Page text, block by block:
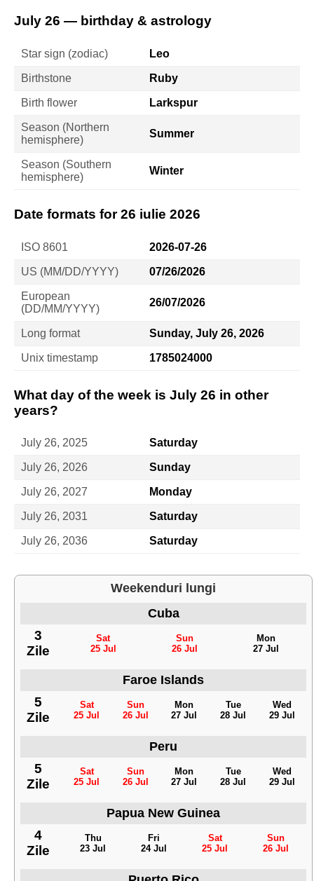
July 26 — birthday & astrology
Star sign (zodiac) Leo
Birthstone Ruby
Birth flower Larkspur
Season (Northern
hemisphere)
Summer
Season (Southern
hemisphere)
Winter
Date formats for 26 iulie 2026
ISO 8601 2026-07-26
US (MM/DD/YYYY) 07/26/2026
European
(DD/MM/YYYY)
26/07/2026
Long format Sunday, July 26, 2026
Unix timestamp 1785024000
What day of the week is July 26 in other
years?
July 26, 2025 Saturday
July 26, 2026 Sunday
July 26, 2027 Monday
July 26, 2031 Saturday
July 26, 2036 Saturday
Weekenduri lungi
Cuba
3
Zile
Sat
25 Jul
Sun
26 Jul
Mon
27 Jul
Faroe Islands
5
Zile
Sat
25 Jul
Sun
26 Jul
Mon
27 Jul
Tue
28 Jul
Wed
29 Jul
Peru
5
Zile
Sat
25 Jul
Sun
26 Jul
Mon
27 Jul
Tue
28 Jul
Wed
29 Jul
Papua New Guinea
4
Zile
Thu
23 Jul
Fri
24 Jul
Sat
25 Jul
Sun
26 Jul